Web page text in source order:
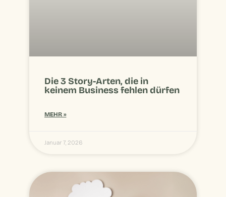
Die 3 Story-Arten, die in
keinem Business fehlen dürfen
MEHR »
Januar 7, 2026